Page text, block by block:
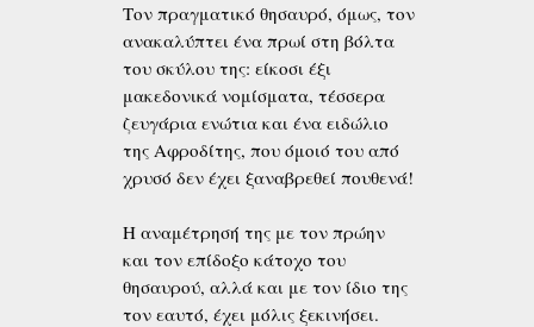
Τον πραγματικό θησαυρό, όμως, τον
ανακαλύπτει ένα πρωί στη βόλτα
του σκύλου της: είκοσι έξι
μακεδονικά νομίσματα, τέσσερα
ζευγάρια ενώτια και ένα ειδώλιο
της Αφροδίτης, που όμοιό του από
χρυσό δεν έχει ξαναβρεθεί πουθενά!
Η αναμέτρησή της με τον πρώην
και τον επίδοξο κάτοχο του
θησαυρού, αλλά και με τον ίδιο της
τον εαυτό, έχει μόλις ξεκινήσει.